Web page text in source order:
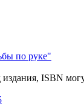
по руке"
ISBN